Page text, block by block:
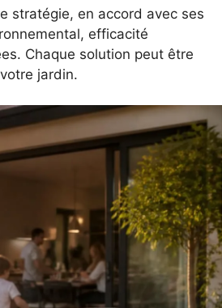
stratégie, en accord avec ses
efficacité
Chaque solution peut être
jardin.